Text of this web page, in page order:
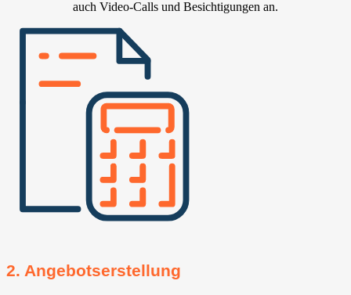
auch Video-Calls und Besichtigungen an.
2. Angebotserstellung